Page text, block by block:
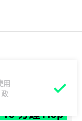
用
分鐘 Hop